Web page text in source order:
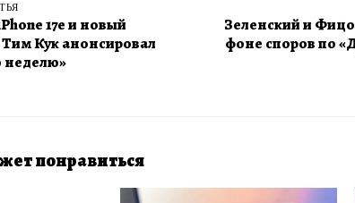
17e и новый
Кук анонсировал
Зеленский и
фоне споров по
понравиться